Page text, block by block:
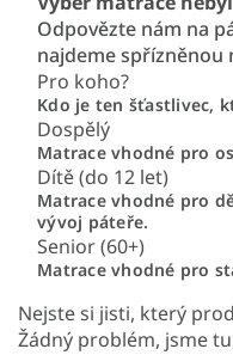
Odpovězte nám na
najdeme spřízněnou
Pro koho?
Kdo je ten šťastlivec,
Dospělý
Matrace vhodné pro
Dítě (do 12 let)
Matrace vhodné pro
vývoj páteře.
Senior (60+)
Matrace vhodné pro
Nejste si jisti, který
Žádný problém, jsme